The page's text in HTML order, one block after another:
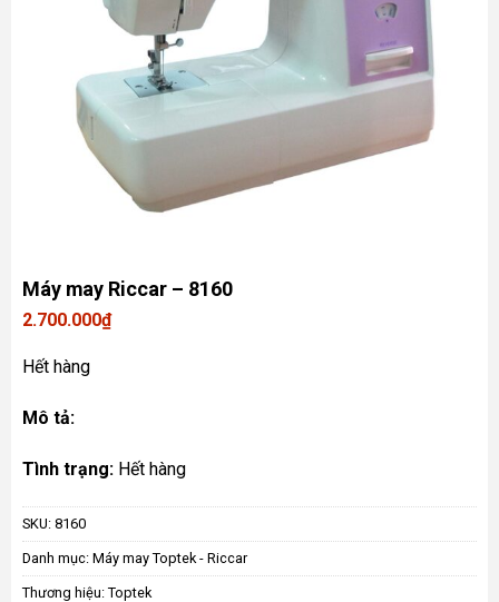
Máy may Riccar – 8160
2.700.000₫
Hết hàng
Mô tả:
Tình trạng:Hết hàng
SKU: 8160
Danh mục: Máy may Toptek - Riccar
Thương hiệu: Toptek